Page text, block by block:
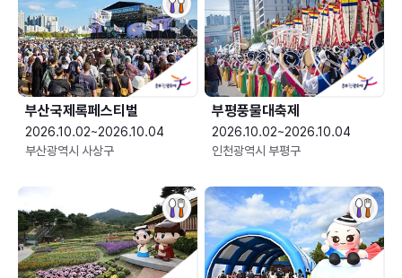
부산국제록페스티벌
2026.10.02~2026.10.04
부산광역시 사상구
부평풍물대축제
2026.10.02~2026.10.04
인천광역시 부평구